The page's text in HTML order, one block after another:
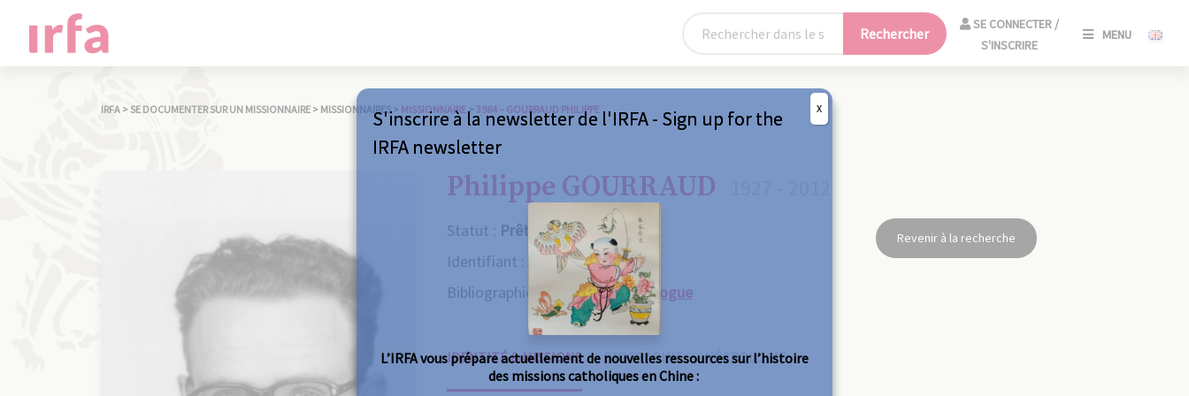
Rechercher
SE CONNECTER /
S'INSCRIRE
MENU
IRFA >SE DOCUMENTER SUR UN MISSIONNAIRE > MISSIONNAIRES > MISSIONNAIRE> 3984 – GOURRAUD PHILIPPE
Philippe GOURRAUD
Statut : Prêtre
Identifiant : 3984
Bibliographie :Consulter le catalogue
Revenir à la recherche
IDENTITÉ & MISSIONS BIOGRAPHIE NÉCROLOGIE
S'inscrire à la newsletter de l'IRFA - Sign up for the
IRFA newsletter
L’IRFA vous prépare actuellement de nouvelles ressources sur l’histoire
des missions catholiques en Chine :
X